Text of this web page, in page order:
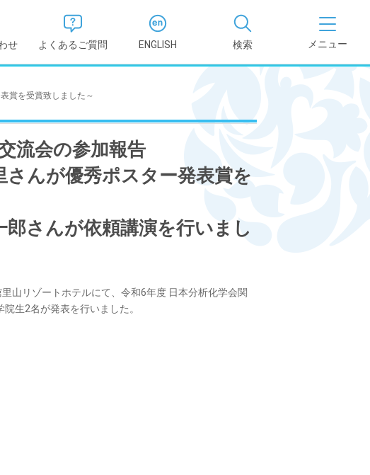
せ よくあるご質問 ENGLISH 検索
に関する情報
貢献等
計画履行状況報告書
教育の修学支援新制
薬学部
理学部
賞を受賞致しました～
流会の参加報告
さんが優秀ポスター発表賞を
郎さんが依頼講演を行いまし
山リゾートホテルにて、令和6年度 日本分析化学会関
生2名が発表を行いました。